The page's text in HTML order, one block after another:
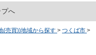
プへ
(売買))地域から探す > つくば市 >